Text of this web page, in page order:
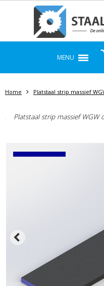
MENU
Home Platstaal strip massief
Platstaal strip massief WGW